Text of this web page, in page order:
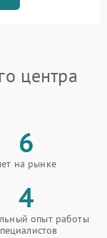
центра
6
на рынке
4
опыт работы